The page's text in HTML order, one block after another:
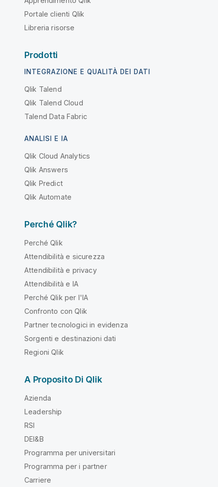
Portale clienti Qlik
Libreria risorse
Prodotti
INTEGRAZIONE E QUALITÀ DEI DATI
Qlik Talend
Qlik Talend Cloud
Talend Data Fabric
ANALISI E IA
Qlik Cloud Analytics
Qlik Answers
Qlik Predict
Qlik Automate
Perché Qlik?
Perché Qlik
Attendibilità e sicurezza
Attendibilità e privacy
Attendibilità e IA
Perché Qlik per l'IA
Confronto con Qlik
Partner tecnologici in evidenza
Sorgenti e destinazioni dati
Regioni Qlik
A Proposito Di Qlik
Azienda
Leadership
RSI
DEI&B
Programma per universitari
Programma per i partner
Carriere